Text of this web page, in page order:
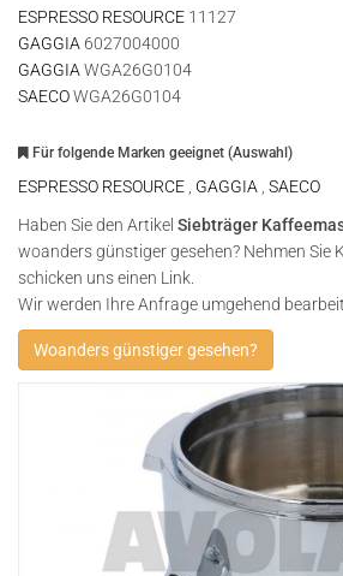
ESPRESSO RESOURCE 11127
GAGGIA 6027004000
GAGGIA WGA26G0104
SAECOWGA26G0104
Für folgende Marken geeignet (Auswahl)
ESPRESSO RESOURCE GAGGIA
SAECO
Haben Sie den Artikel Siebträger
woanders günstiger gesehen? Nehmen Sie
schicken uns einen Link.
Wir werden Ihre Anfrage umgehend
Woanders günstiger gesehen?